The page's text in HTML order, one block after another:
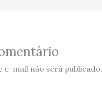
e-mail não será publicado.